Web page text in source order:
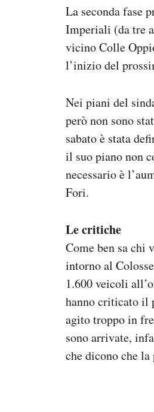
La seconda fase
Imperiali (da tre
vicino Colle
l’inizio del
Nei piani del
però non sono
sabato è stata
il suo piano non
necessario è
Fori.
Le critiche
Come ben sa chi
intorno al
1.600 veicoli
hanno criticato il
agito troppo in
sono arrivate,
che dicono che